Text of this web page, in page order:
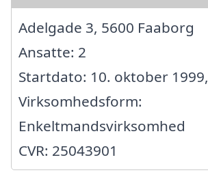
Adelgade 3, 5600 Faaborg
Ansatte: 2
Startdato: 10. oktober 1999,
Virksomhedsform:
Enkeltmandsvirksomhed
CVR: 25043901